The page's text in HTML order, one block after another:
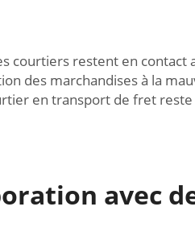
courtiers restent en
des marchandises à la
en transport de fret
avec